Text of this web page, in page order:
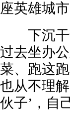
座英雄城
下沉干
过去坐办
菜、跑这
也从不理
伙子’，自